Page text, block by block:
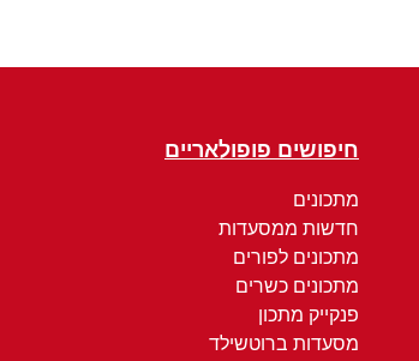
חיפושים פופולאריים
מתכונים
חדשות ממסעדות
מתכונים לפורים
מתכונים כשרים
פנקייק מתכון
מסעדות ברוטשילד